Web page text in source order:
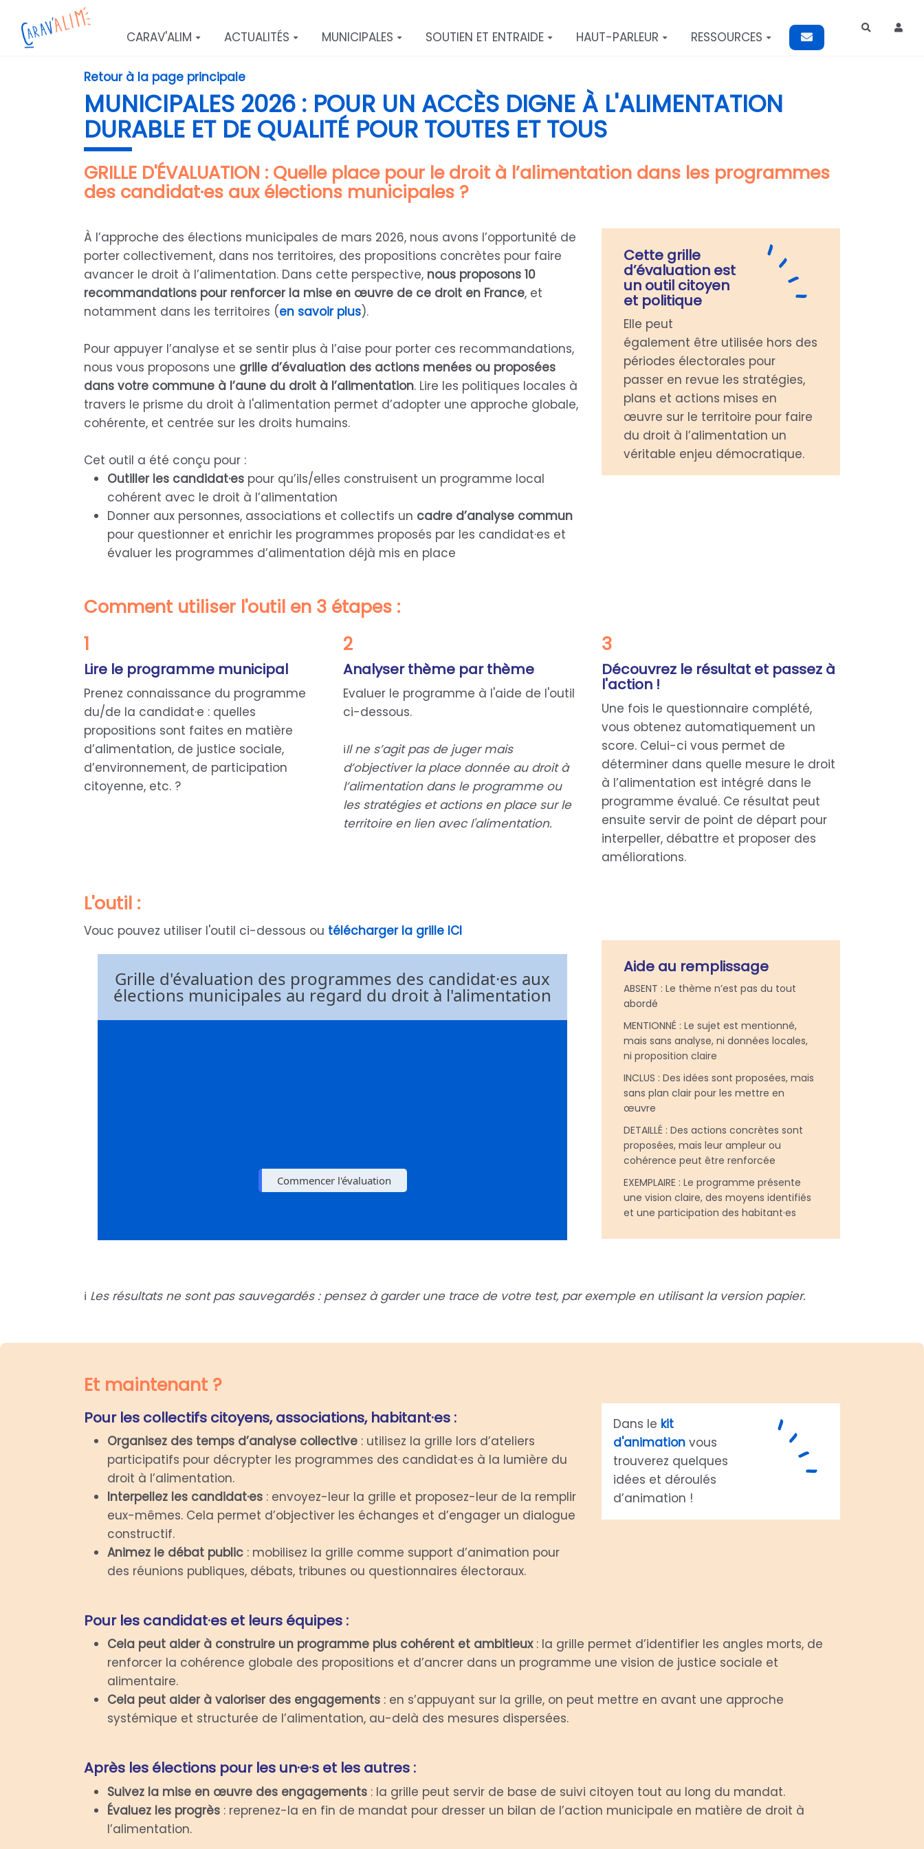
Aller au contenu principal
CARAV'ALIM
ACTUALITÉS MUNICIPALES SOUTIEN ET ENTRAIDE HAUT-PARLEUR RESSOURCES
Rechercher
Retour à la page principale
MUNICIPALES 2026 : POUR UN ACCÈS DIGNE À L'ALIMENTATION
DURABLE ET DE QUALITÉ POUR TOUTES ET TOUS
GRILLE D'ÉVALUATION : Quelle place pour le droit à l’alimentation dans les programmes
des candidat·es aux élections municipales ?
À l’approche des élections municipales de mars 2026, nous avons l’opportunité de
porter collectivement, dans nos territoires, des propositions concrètes pour faire
avancer le droit à l’alimentation. Dans cette perspective, nous proposons 10
recommandations pour renforcer la mise en œuvre de ce droit en France, et
notamment dans les territoires (en savoir plus).
Pour appuyer l’analyse et se sentir plus à l’aise pour porter ces recommandations,
nous vous proposons une grille d’évaluation des actions menées ou proposées
dans votre commune à l’aune du droit à l’alimentation. Lire les politiques locales à
travers le prisme du droit à l'alimentation permet d’adopter une approche globale,
cohérente, et centrée sur les droits humains.
Cet outil a été conçu pour :
Outiller les candidat·es pour qu’ils/elles construisent un programme local
cohérent avec le droit à l’alimentation
Donner aux personnes, associations et collectifs un cadre d’analyse commun
pour questionner et enrichir les programmes proposés par les candidat·es et
évaluer les programmes d’alimentation déjà mis en place
Cette grille
d’évaluation est
un outil citoyen
et politique
Elle peut
également être utilisée hors des
périodes électorales pour
passer en revue les stratégies,
plans et actions mises en
œuvre sur le territoire pour faire
du droit à l’alimentation un
véritable enjeu démocratique.
Comment utiliser l'outil en 3 étapes :
1
Lire le programme municipal
Prenez connaissance du programme
du/de la candidat·e : quelles
propositions sont faites en matière
d’alimentation, de justice sociale,
d’environnement, de participation
citoyenne, etc. ?
2
Analyser thème par thème
Evaluer le programme à l'aide de l'outil
ci-dessous.
ℹ️Il ne s’agit pas de juger mais
d’objectiver la place donnée au droit à
l’alimentation dans le programme ou
les stratégies et actions en place sur le
territoire en lien avec l'alimentation.
3
Découvrez le résultat et passez à
l'action !
Une fois le questionnaire complété,
vous obtenez automatiquement un
score. Celui-ci vous permet de
déterminer dans quelle mesure le droit
à l’alimentation est intégré dans le
programme évalué. Ce résultat peut
ensuite servir de point de départ pour
interpeller, débattre et proposer des
améliorations.
L'outil :
Vouc pouvez utiliser l'outil ci-dessous ou télécharger la grille ICI
Aide au remplissage
ABSENT : Le thème n’est pas du tout
abordé
MENTIONNÉ : Le sujet est mentionné,
mais sans analyse, ni données locales,
ni proposition claire
INCLUS : Des idées sont proposées, mais
sans plan clair pour les mettre en
œuvre
DETAILLÉ : Des actions concrètes sont
proposées, mais leur ampleur ou
cohérence peut être renforcée
EXEMPLAIRE : Le programme présente
une vision claire, des moyens identifiés
et une participation des habitant·es
ℹ️ Les résultats ne sont pas sauvegardés : pensez à garder une trace de votre test, par exemple en utilisant la version papier.
Et maintenant ?
Pour les collectifs citoyens, associations, habitant·es :
Organisez des temps d’analyse collective : utilisez la grille lors d’ateliers
participatifs pour décrypter les programmes des candidat·es à la lumière du
droit à l’alimentation.
Interpellez les candidat·es : envoyez-leur la grille et proposez-leur de la remplir
eux-mêmes. Cela permet d’objectiver les échanges et d’engager un dialogue
constructif.
Animez le débat public : mobilisez la grille comme support d’animation pour
des réunions publiques, débats, tribunes ou questionnaires électoraux.
Dans le kit
d'animation vous
trouverez quelques
idées et déroulés
d’animation !
Pour les candidat·es et leurs équipes :
Cela peut aider à construire un programme plus cohérent et ambitieux: la grille permet d’identifier les angles morts, de
renforcer la cohérence globale des propositions et d’ancrer dans un programme une vision de justice sociale et
alimentaire.
Cela peut aider à valoriser des engagements : en s’appuyant sur la grille, on peut mettre en avant une approche
systémique et structurée de l’alimentation, au-delà des mesures dispersées.
Après les élections pour les un·e·s et les autres :
Suivez la mise en œuvre des engagements : la grille peut servir de base de suivi citoyen tout au long du mandat.
Évaluez les progrès : reprenez-la en fin de mandat pour dresser un bilan de l’action municipale en matière de droit à
l’alimentation.